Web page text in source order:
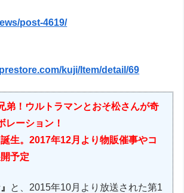
post-4619/
kuji/Item/detail/69
弟！ウルトラマンとおそ松さんが奇
レーション！
誕生。2017年12月より物販催事やコ
予定
と、2015年10月より放送された第1